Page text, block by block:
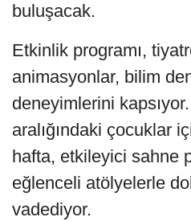
buluşacak.
Etkinlik programı,
animasyonlar, bilim
deneyimlerini
aralığındaki çocuklar
hafta, etkileyici sahne
eğlenceli atölyelerle
vadediyor.